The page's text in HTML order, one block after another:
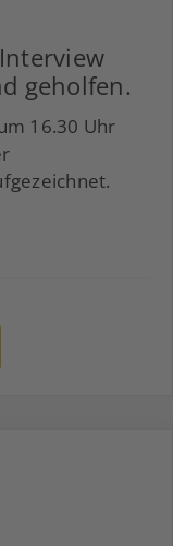
geholfen.
16.30 Uhr